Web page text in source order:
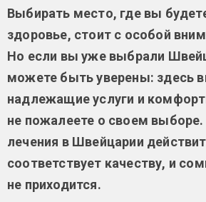
Выбирать место, где вы
здоровье, стоит с особой
Но если вы уже выбрали
можете быть уверены: здесь
надлежащие услуги и
не пожалеете о своем
лечения в Швейцарии
соответствует качеству, и
не приходится.